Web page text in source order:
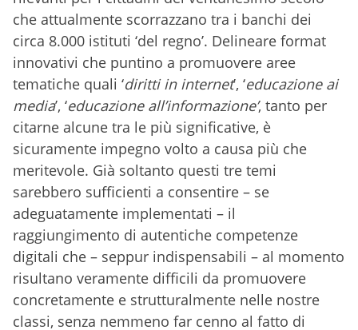
che attualmente scorrazzano tra i banchi dei
circa 8.000 istituti ‘del regno’. Delineare format
innovativi che puntino a promuovere aree
tematiche quali ‘diritti in internet’, ‘educazione ai
media’, ‘educazione all’informazione’, tanto per
citarne alcune tra le più significative, è
sicuramente impegno volto a causa più che
meritevole. Già soltanto questi tre temi
sarebbero sufficienti a consentire – se
adeguatamente implementati – il
raggiungimento di autentiche competenze
digitali che – seppur indispensabili – al momento
risultano veramente difficili da promuovere
concretamente e strutturalmente nelle nostre
classi, senza nemmeno far cenno al fatto di